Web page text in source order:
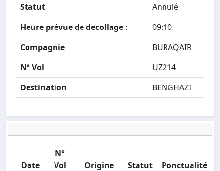
Statut
Annulé
Heure prévue de decollage :
09:10
Compagnie
BURAQAIR
N° Vol
UZ214
Destination
BENGHAZI
Date
N°
Vol
Origine Statut
Ponctualité